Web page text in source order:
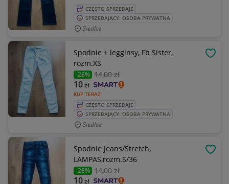
CZĘSTO SPRZEDAJE
SPRZEDAJĄCY: OSOBA PRYWATNA
Siedlce
Spodnie + legginsy, Fb Sister,
rozm.XS
-28% 14,00 zł
KUP TERAZ
10zł
CZĘSTO SPRZEDAJE
SPRZEDAJĄCY: OSOBA PRYWATNA
Siedlce
Spodnie Jeans/Stretch,
LAMPAS,rozm.S/36
-28% 14,00 zł
10zł